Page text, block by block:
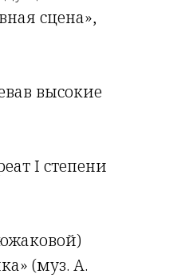
сцена»,
высокие
I степени
(муз. А.